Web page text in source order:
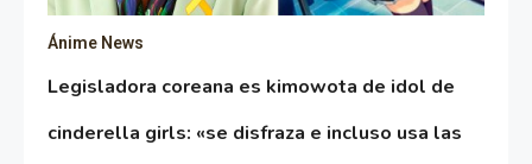
Ánime News
Legisladora coreana es kimowota de idol de
cinderella girls: «se disfraza e incluso usa las